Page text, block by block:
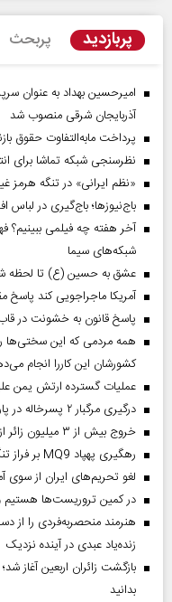
پربازدید پربحث
امیرحسین بهداد به عنوان
آذربایجان شرقی منصوب شد
پرداخت مابه‌التفاوت حقوق
نظرسنجی شبکه تماشا برای
«نظم ایرانی» در تنگه هرمز
باج‌نیوزها؛ باج‌گیری در لباس
آخر هفته چه فیلمی
شبکه‌های سیما
عشق به حسین (ع) تا لحظه
آمریکا ماجراجویی کند
پاسخ قانون به خشونت در قاب
همه مردمی که این سختی‌ها
کشورشان این کاررا انجام
عملیات گسترده ارتش یمن
درگیری مرگبار ۲ پسرخاله در پارک
خروج بیش از ۳ میلیون زائر از تمام مرز‌های کشور
رهگیری پهپاد MQ9 بر فراز تنگه هرمز
لغو تحریم‌های ایران از سوی
در کمین تروریست‌ها هستیم
زنده‌یاد عبدی در آینده نزدیک
بدانید